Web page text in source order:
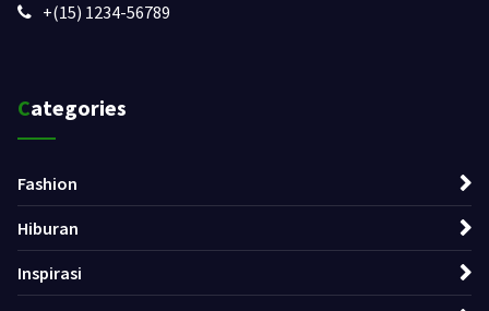
+(15) 1234-56789
Categories
Fashion
Hiburan
Inspirasi